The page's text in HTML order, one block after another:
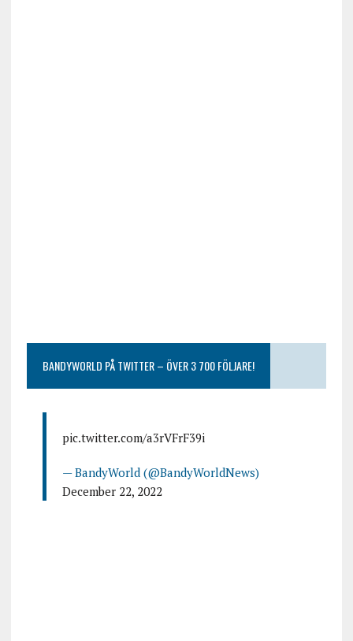
BANDYWORLD PÅ TWITTER – ÖVER 3 700 FÖLJARE!
pic.twitter.com/a3rVFrF39i
— BandyWorld (@BandyWorldNews)
December 22, 2022